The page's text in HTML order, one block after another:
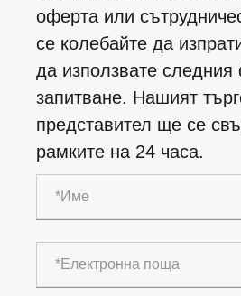
оферта или
се колебайте да
да използвате
запитване. Нашият
представител ще се
рамките на 24 часа.